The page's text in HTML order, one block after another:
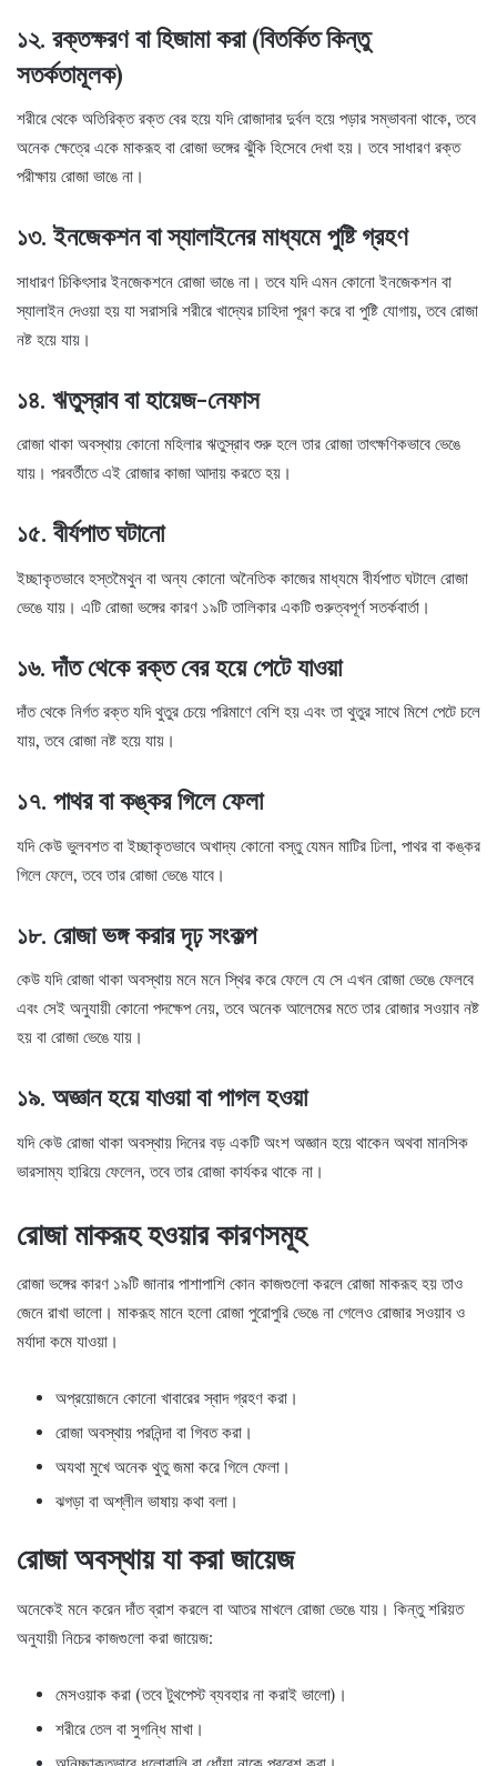
১২. রক্তক্ষরণ বা হিজামা করা (বিতর্কিত কিন্তু
সতর্কতামূলক)
শরীরে থেকে অতিরিক্ত রক্ত বের হয়ে যদি রোজাদার দুর্বল হয়ে পড়ার সম্ভাবনা থাকে, তবে
অনেক ক্ষেত্রে একে মাকরূহ বা রোজা ভঙ্গের ঝুঁকি হিসেবে দেখা হয়। তবে সাধারণ রক্ত
পরীক্ষায় রোজা ভাঙে না।
১৩. ইনজেকশন বা স্যালাইনের মাধ্যমে পুষ্টি গ্রহণ
সাধারণ চিকিৎসার ইনজেকশনে রোজা ভাঙে না। তবে যদি এমন কোনো ইনজেকশন বা
স্যালাইন দেওয়া হয় যা সরাসরি শরীরে খাদ্যের চাহিদা পূরণ করে বা পুষ্টি যোগায়, তবে রোজা
নষ্ট হয়ে যায়।
১৪. ঋতুস্রাব বা হায়েজ-নেফাস
রোজা থাকা অবস্থায় কোনো মহিলার ঋতুস্রাব শুরু হলে তার রোজা তাৎক্ষণিকভাবে ভেঙে
যায়। পরবর্তীতে এই রোজার কাজা আদায় করতে হয়।
১৫. বীর্যপাত ঘটানো
ইচ্ছাকৃতভাবে হস্তমৈথুন বা অন্য কোনো অনৈতিক কাজের মাধ্যমে বীর্যপাত ঘটালে রোজা
ভেঙে যায়। এটি রোজা ভঙ্গের কারণ ১৯টি তালিকার একটি গুরুত্বপূর্ণ সতর্কবার্তা।
১৬. দাঁত থেকে রক্ত বের হয়ে পেটে যাওয়া
দাঁত থেকে নির্গত রক্ত যদি থুতুর চেয়ে পরিমাণে বেশি হয় এবং তা থুতুর সাথে মিশে পেটে চলে
যায়, তবে রোজা নষ্ট হয়ে যায়।
১৭. পাথর বা কঙ্কর গিলে ফেলা
যদি কেউ ভুলবশত বা ইচ্ছাকৃতভাবে অখাদ্য কোনো বস্তু যেমন মাটির ঢিলা, পাথর বা কঙ্কর
গিলে ফেলে, তবে তার রোজা ভেঙে যাবে।
১৮. রোজা ভঙ্গ করার দৃঢ় সংকল্প
কেউ যদি রোজা থাকা অবস্থায় মনে মনে স্থির করে ফেলে যে সে এখন রোজা ভেঙে ফেলবে
এবং সেই অনুযায়ী কোনো পদক্ষেপ নেয়, তবে অনেক আলেমের মতে তার রোজার সওয়াব নষ্ট
হয় বা রোজা ভেঙে যায়।
১৯. অজ্ঞান হয়ে যাওয়া বা পাগল হওয়া
যদি কেউ রোজা থাকা অবস্থায় দিনের বড় একটি অংশ অজ্ঞান হয়ে থাকেন অথবা মানসিক
ভারসাম্য হারিয়ে ফেলেন, তবে তার রোজা কার্যকর থাকে না।
রোজা মাকরূহ হওয়ার কারণসমূহ
রোজা ভঙ্গের কারণ ১৯টি জানার পাশাপাশি কোন কাজগুলো করলে রোজা মাকরূহ হয় তাও
জেনে রাখা ভালো। মাকরূহ মানে হলো রোজা পুরোপুরি ভেঙে না গেলেও রোজার সওয়াব ও
মর্যাদা কমে যাওয়া।
অপ্রয়োজনে কোনো খাবারের স্বাদ গ্রহণ করা।
রোজা অবস্থায় পরনিন্দা বা গিবত করা।
অযথা মুখে অনেক থুতু জমা করে গিলে ফেলা।
ঝগড়া বা অশ্লীল ভাষায় কথা বলা।
রোজা অবস্থায় যা করা জায়েজ
অনেকেই মনে করেন দাঁত ব্রাশ করলে বা আতর মাখলে রোজা ভেঙে যায়। কিন্তু শরিয়ত
অনুযায়ী নিচের কাজগুলো করা জায়েজ:
মেসওয়াক করা (তবে টুথপেস্ট ব্যবহার না করাই ভালো)।
শরীরে তেল বা সুগন্ধি মাখা।